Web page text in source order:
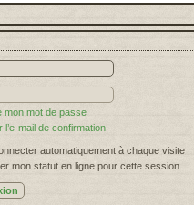
mon mot de passe
l’e-mail de confirmation
automatiquement à chaque visite
mon statut en ligne pour cette session